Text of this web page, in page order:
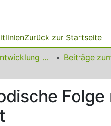
Zurück zur Startseite
Institut für Entwicklung und Erforschung des Mathematikunterrichts